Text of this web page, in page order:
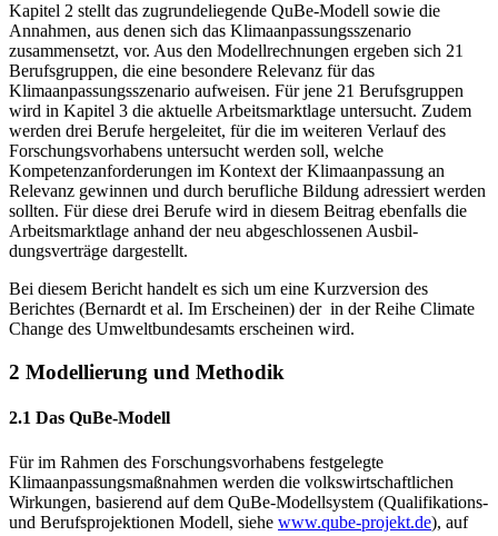
Kapitel 2 stellt das zugrundeliegende QuBe-Modell sowie die
Annahmen, aus denen sich das Klimaanpassungsszenario
zusammensetzt, vor. Aus den Modellrechnungen ergeben sich 21
Berufsgruppen, die eine besondere Relevanz für das
Klimaanpassungsszenario aufweisen. Für jene 21 Berufsgruppen
wird in Kapitel 3 die aktuelle Arbeitsmarktlage untersucht. Zudem
wer­den drei Berufe hergeleitet, für die im weiteren Verlauf des
Forschungsvorhabens untersucht werden soll, welche
Kompetenzanforderungen im Kontext der Klimaanpassung an
Relevanz gewinnen und durch berufliche Bildung adressiert werden
sollten. Für diese drei Berufe wird in diesem Beitrag ebenfalls die
Arbeitsmarktlage anhand der neu abgeschlossenen Ausbil­
dungsverträge dargestellt.
Bei diesem Bericht handelt es sich um eine Kurzversion des
Berichtes (Bernardt et al. Im Er­scheinen) der in der Reihe Climate
Change des Umweltbundesamts erscheinen wird.
2 Modellierung und Methodik
2.1 Das QuBe-Modell
Für im Rahmen des Forschungsvorhabens festgelegte
Klimaanpassungsmaßnahmen werden die volkswirtschaftlichen
Wirkungen, basierend auf dem QuBe-Modellsystem (Qualifikations-
und Berufsprojektionen Modell, siehe www.qube-projekt.de), auf